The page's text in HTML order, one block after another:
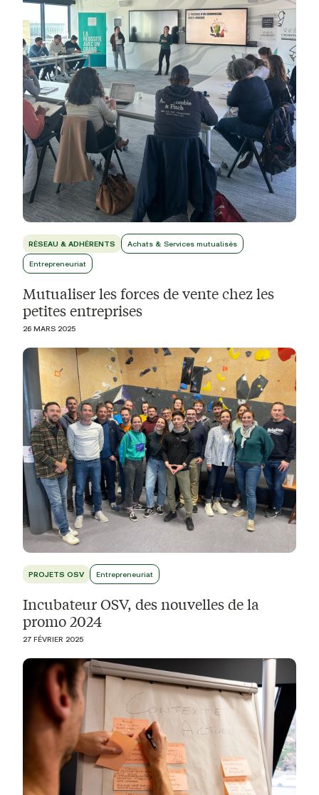
RÉSEAU & ADHÉRENTS Achats & Services mutualisés
Entrepreneuriat
Mutualiser les forces de vente chez les
petites entreprises
26 MARS 2025
PROJETS OSV Entrepreneuriat
Incubateur OSV, des nouvelles de la
promo 2024
27 FÉVRIER 2025